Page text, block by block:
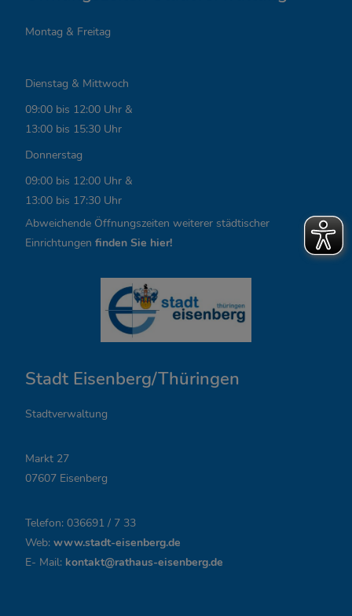
t
L
i
n
k
s
,
u
n
g
s
e
i
Montag & Freitag
Dienstag & Mittwoch
09:00 bis 12:00 Uhr &
13:00 bis 15:30 Uhr
Donnerstag
09:00 bis 12:00 Uhr &
13:00 bis 17:30 Uhr
Abweichende Öffnungszeiten weiterer städtischer
Einrichtungen finden Sie hier!
Stadt Eisenberg/Thüringen
Stadtverwaltung
Markt 27
07607 Eisenberg
Telefon: 036691 / 7 33
Web: www.stadt-eisenberg.de
E- Mail: kontakt@rathaus-eisenberg.de